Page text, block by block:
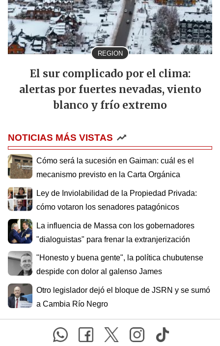
REGION
El sur complicado por el clima:
alertas por fuertes nevadas, viento
blanco y frío extremo
NOTICIAS MÁS VISTAS
Cómo será la sucesión en Gaiman: cuál es el
mecanismo previsto en la Carta Orgánica
Ley de Inviolabilidad de la Propiedad Privada:
cómo votaron los senadores patagónicos
La influencia de Massa con los gobernadores
"dialoguistas" para frenar la extranjerización
"Honesto y buena gente", la política chubutense
despide con dolor al galenso James
Otro legislador dejó el bloque de JSRN y se sumó
a Cambia Río Negro